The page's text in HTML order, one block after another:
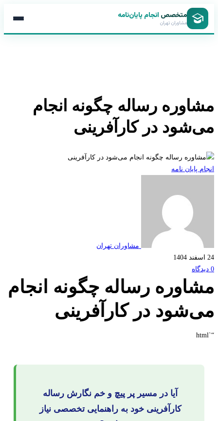
متخصصانجام پایان‌نامه
مشاوران تهران
رساله چگونه انجام
در کارآفرینی
پایان نامه
مشاوران تهران
رساله چگونه انجام
در کارآفرینی
آیا در مسیر پر پیچ و خم نگارش رساله
کارآفرینی خود به راهنمایی تخصصی نیاز